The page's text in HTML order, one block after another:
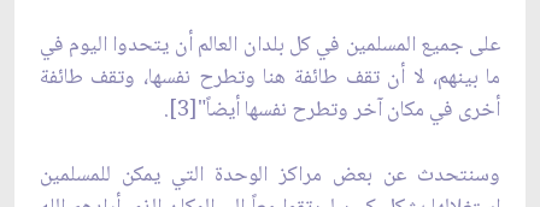
على جميع المسلمين في كل بلدان العالم أن يتحدوا اليوم في
ما بينهم، لا أن تقف طائفة هنا وتطرح نفسها، وتقف طائفة
أخرى في مكان آخر وتطرح نفسها أيضاً"[3].
وسنتحدث عن بعض مراكز الوحدة التي يمكن للمسلمين